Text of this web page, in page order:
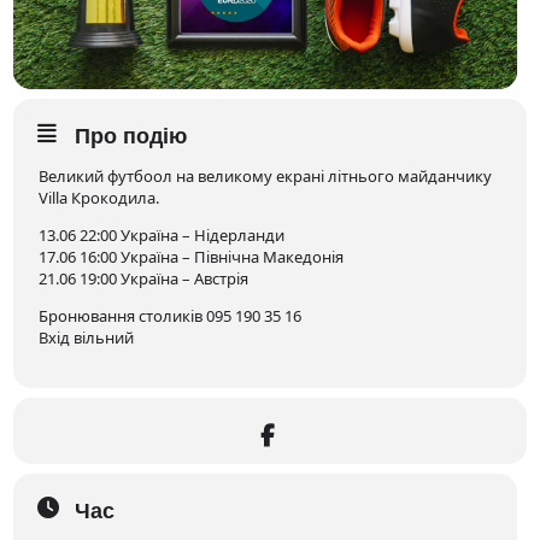
Про подію
Великий футбоол на великому екрані літнього майданчику
Villa Крокодила.
13.06 22:00 Україна – Нідерланди
17.06 16:00 Україна – Північна Македонія
21.06 19:00 Україна – Австрія
Бронювання столиків 095 190 35 16
Вхід вільний
Час